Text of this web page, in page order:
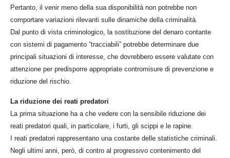
Pertanto, il venir meno della sua disponibilità non potrebbe non
comportare variazioni rilevanti sulle dinamiche della criminalità.
Dal punto di vista criminologico, la sostituzione del denaro contante
con sistemi di pagamento “tracciabili” potrebbe determinare due
principali situazioni di interesse, che dovrebbero essere valutate con
attenzione per predisporre appropriate contromisure di prevenzione e
riduzione del rischio.
La riduzione dei reati predatori
La prima situazione ha a che vedere con la sensibile riduzione dei
reati predatori quali, in particolare, i furti, gli scippi e le rapine.
I reati predatori rappresentano una costante delle statistiche criminali.
Negli ultimi anni, però, di contro al progressivo contenimento del